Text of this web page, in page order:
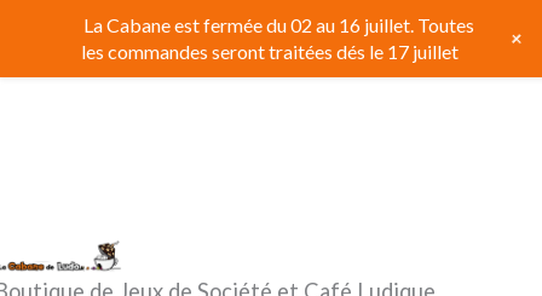
contenu
La Cabane est fermée du 02 au 16 juillet. Toutes
les commandes seront traitées dés le 17 juillet
+